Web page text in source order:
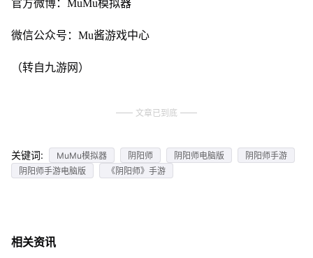
官方微博：MuMu模拟器
微信公众号：Mu酱游戏中心
（转自九游网）
文章已到底
关键词: MuMu模拟器 阴阳师 阴阳师电脑版
阴阳师手游
阴阳师手游电脑版
《阴阳师》手游
相关资讯